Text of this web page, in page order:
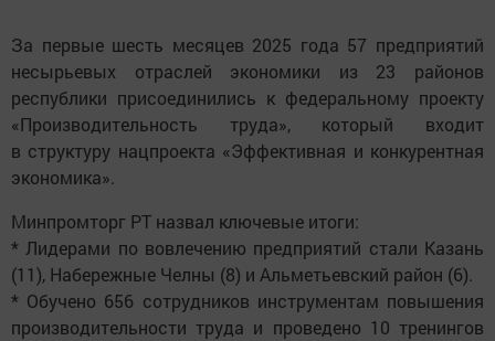
За первые шесть месяцев 2025 года 57 предприятий
несырьевых отраслей экономики из 23 районов
республики присоединились к федеральному проекту
«Производительность труда», который входит
в структуру нацпроекта «Эффективная и конкурентная
экономика».
Минпромторг РТ назвал ключевые итоги:
* Лидерами по вовлечению предприятий стали Казань
(11), Набережные Челны (8) и Альметьевский район (6).
* Обучено 656 сотрудников инструментам повышения
производительности труда и проведено 10 тренингов